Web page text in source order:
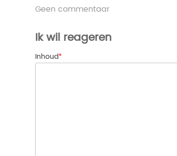
Geen commentaar
Ik wil reageren
Inhoud*